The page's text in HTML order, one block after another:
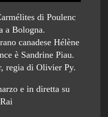
di Poulenc
a Bologna.
canadese Hélène
è Sandrine Piau.
regia di Olivier Py.
e in diretta su